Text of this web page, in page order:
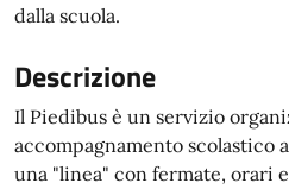
dalla scuola.
Descrizione
Il Piedibus è un servizio
accompagnamento scolastico
una "linea" con fermate, orari